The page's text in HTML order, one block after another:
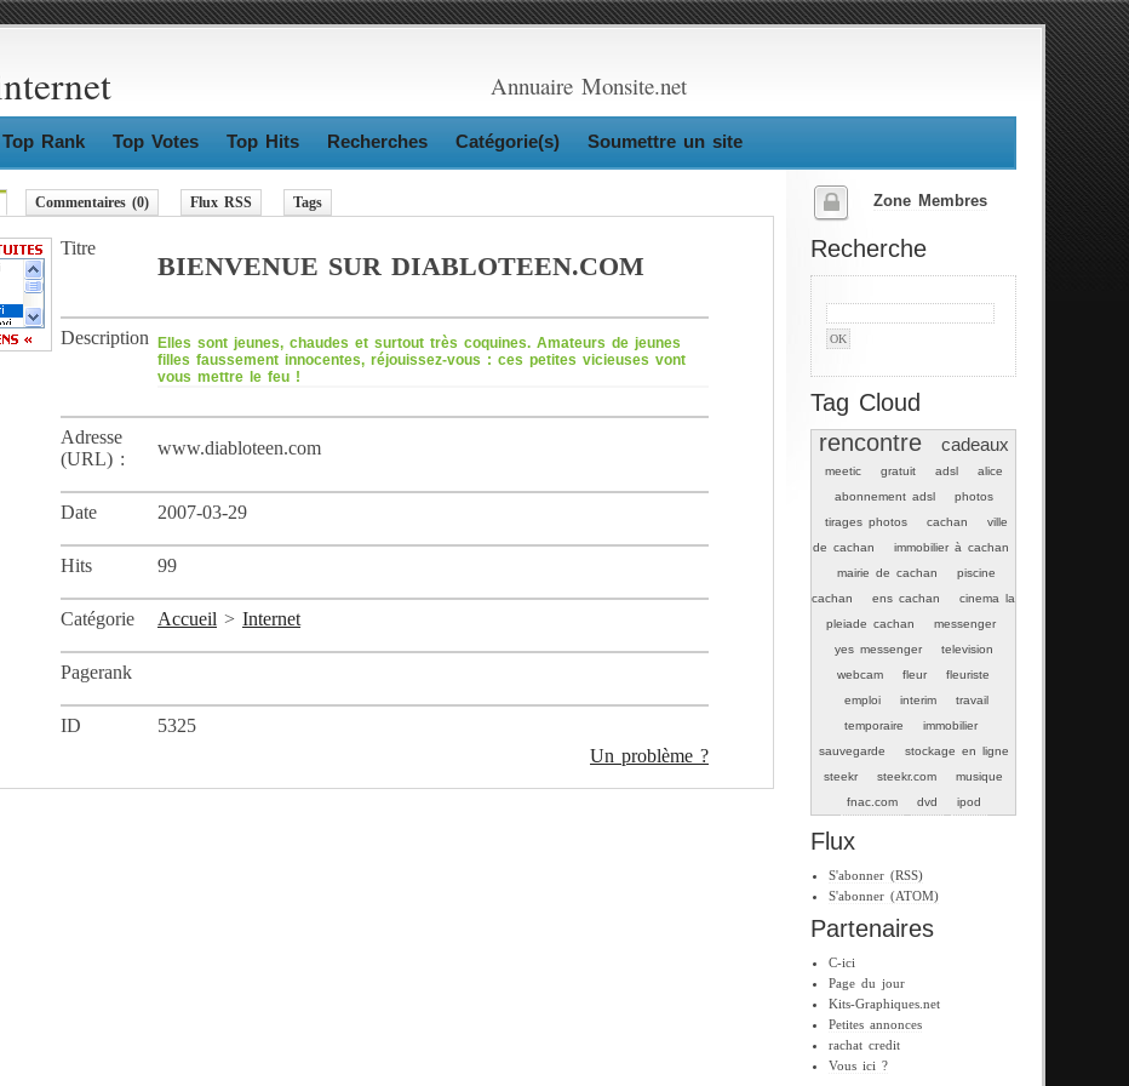
Annuaire Monsite.net
Top Rank Top Votes Top Hits Recherches Catégorie(s) Soumettre un site
Zone Membres
Recherche
Tag Cloud
rencontre
cadeaux
meetic gratuit adsl
alice
abonnement adsl
photos
tirages photos
cachan
ville
de cachan
immobilier à cachan
mairie de cachan
piscine
cachan
ens cachan
cinema la
pleiade cachan
messenger
yes messenger
television
webcam
fleur
fleuriste
emploi
interim
travail
temporaire
immobilier
sauvegarde
stockage en ligne
steekr
steekr.com
musique
fnac.com
dvd ipod
Flux
S'abonner (RSS)
S'abonner (ATOM)
Partenaires
C-ici
Page du jour
Kits-Graphiques.net
Petites annonces
rachat credit
Vous ici ?
Commentaires (0) Flux RSS Tags
Titre
BIENVENUE SUR DIABLOTEEN.COM
Description
Elles sont jeunes, chaudes et surtout très coquines. Amateurs de jeunes
filles faussement innocentes, réjouissez-vous : ces petites vicieuses vont
vous mettre le feu !
Adresse
(URL) :
www.diabloteen.com
Date 2007-03-29
Hits 99
Catégorie Accueil > Internet
Pagerank
ID
5325
Un problème ?